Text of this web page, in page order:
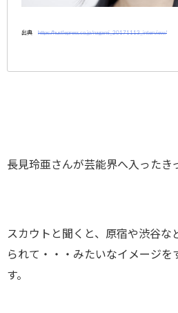
出典 https://hustlepress.co.jp/nagami_20171113_interview/
長見玲亜さんが芸能界へ入ったき
スカウトと聞くと、原宿や渋谷な
られて・・・みたいなイメージを
す。